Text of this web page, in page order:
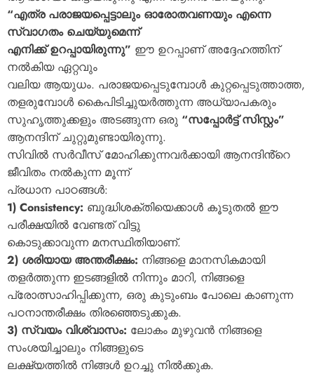
“എത്ര പരാജയപ്പെട്ടാലും ഓരോതവണയും എന്നെ
സ്വാഗതം ചെയ്യുമെന്ന്
എനിക്ക് ഉറപ്പായിരുന്നു” ഈ ഉറപ്പാണ് അദ്ദേഹത്തിന്
നൽകിയ ഏറ്റവും
വലിയ ആയുധം. പരാജയപ്പെടുമ്പോൾ കുറ്റപ്പെടുത്താത്ത,
തളരുമ്പോൾ കൈപിടിച്ചുയർത്തുന്ന അധ്യാപകരും
സുഹൃത്തുക്കളും അടങ്ങുന്ന ഒരു “സപ്പോർട്ട് സിസ്റ്റം”
ആനന്ദിന് ചുറ്റുമുണ്ടായിരുന്നു.
സിവിൽ സർവീസ് മോഹിക്കുന്നവർക്കായി ആനന്ദിൻ്റെ
ജീവിതം നൽകുന്ന മൂന്ന്
പ്രധാന പാഠങ്ങൾ:
1) Consistency: ബുദ്ധിശക്തിയെക്കാൾ കൂടുതൽ ഈ
പരീക്ഷയിൽ വേണ്ടത് വിട്ടു
കൊടുക്കാവുന്ന മനസ്ഥിതിയാണ്.
2) ശരിയായ അന്തരീക്ഷം: നിങ്ങളെ മാനസികമായി
തളർത്തുന്ന ഇടങ്ങളിൽ നിന്നും മാറി, നിങ്ങളെ
പ്രോത്സാഹിപ്പിക്കുന്ന, ഒരു കുടുംബം പോലെ കാണുന്ന
പഠനാന്തരീക്ഷം തിരഞ്ഞെടുക്കുക.
3) സ്വയം വിശ്വാസം: ലോകം മുഴുവൻ നിങ്ങളെ
സംശയിച്ചാലും നിങ്ങളുടെ
ലക്ഷ്യത്തിൽ നിങ്ങൾ ഉറച്ചു നിൽക്കുക.